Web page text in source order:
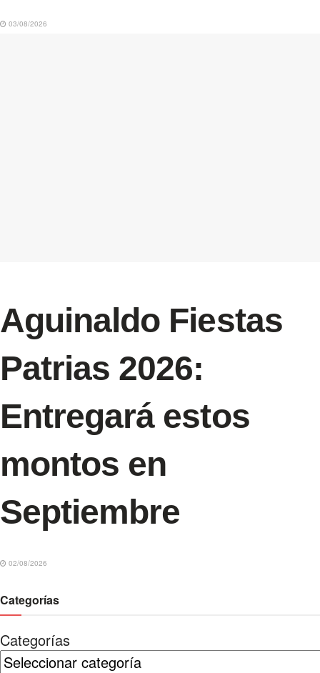
03/08/2026
Aguinaldo Fiestas
Patrias 2026:
Entregará estos
montos en
Septiembre
02/08/2026
Categorías
Categorías